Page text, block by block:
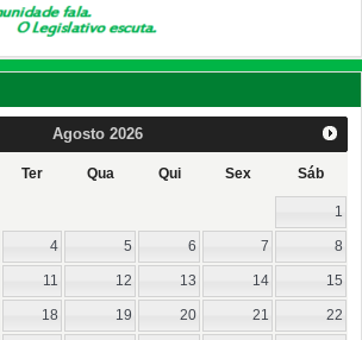
Agosto 2026
Ter Qua Qui Sex Sáb
1
4 5 6 7 8
11 12 13 14 15
18 19 20 21 22